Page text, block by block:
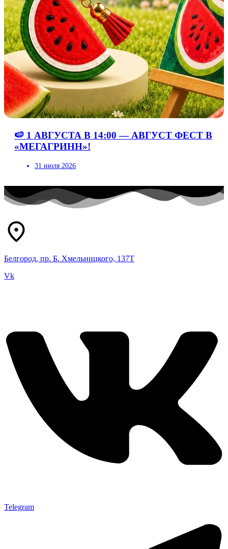
🍉 1 АВГУСТА В 14:00 — АВГУСТ ФЕСТ В
«МЕГАГРИНН»!
31 июля 2026
Белгород, пр. Б. Хмельницкого, 137Т
Vk
Telegram